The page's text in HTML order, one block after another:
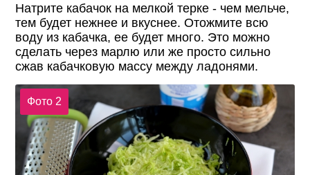
Натрите кабачок на мелкой терке - чем мельче,
тем будет нежнее и вкуснее. Отожмите всю
воду из кабачка, ее будет много. Это можно
сделать через марлю или же просто сильно
сжав кабачковую массу между ладонями.
Фото 2